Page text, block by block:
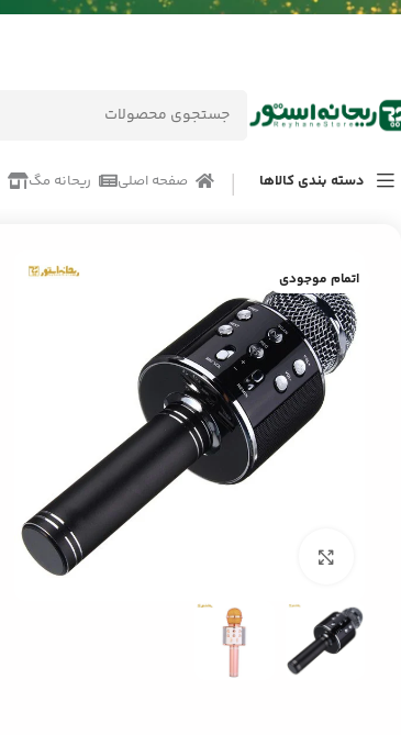
دسته بندی کالاها صفحه اصلی ریحانه مگ
لوازم جانبی موبایل
اتمام موجودی